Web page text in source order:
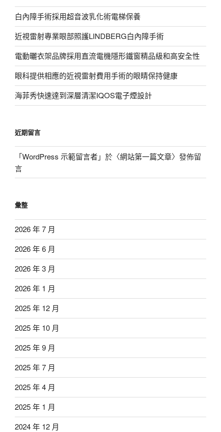
白內障手術採用超音波乳化術電梯保養
近視雷射專業眼部照護LINDBERG白內障手術
電動曬衣架品牌採用直流電機隱形鐵窗精品級和高安全性
眼科提供相應的近視雷射費用手術的眼睛保持健康
海菲秀快速達到深層清潔IQOS電子煙設計
近期留言
「WordPress 示範留言者」於〈網站第一篇文章〉發佈留
言
彙整
2026 年 7 月
2026 年 6 月
2026 年 3 月
2026 年 1 月
2025 年 12 月
2025 年 10 月
2025 年 9 月
2025 年 7 月
2025 年 4 月
2025 年 1 月
2024 年 12 月